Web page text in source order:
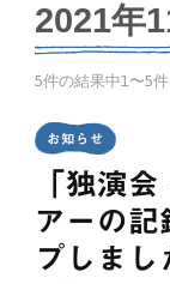
2021年
5件の結果中1〜5
お知らせ
「独演
アーの記
プしまし